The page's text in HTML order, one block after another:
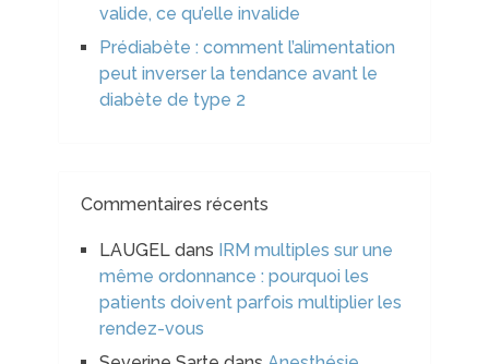
valide, ce qu’elle invalide
Prédiabète : comment l’alimentation
peut inverser la tendance avant le
diabète de type 2
Commentaires récents
LAUGELdans
IRM multiples sur une
même ordonnance : pourquoi les
patients doivent parfois multiplier les
rendez-vous